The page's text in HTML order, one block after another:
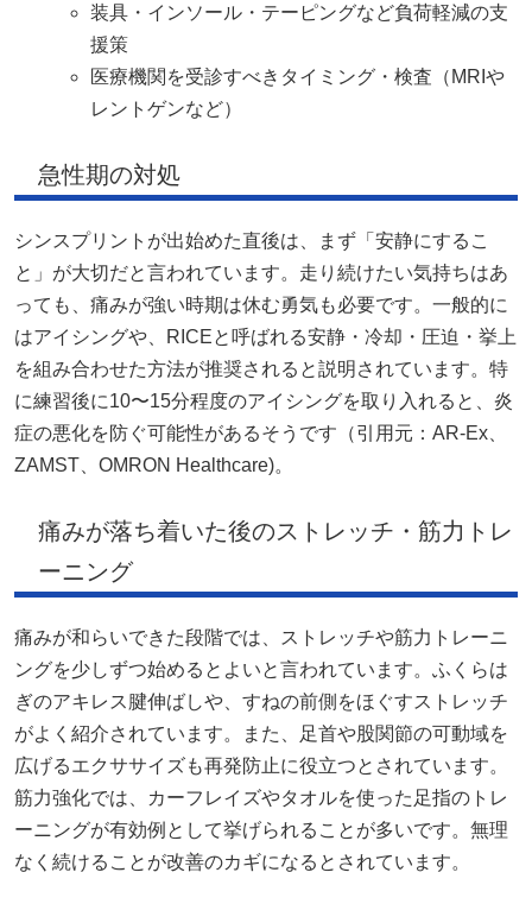
装具・インソール・テーピングなど負荷軽減の支
援策
医療機関を受診すべきタイミング・検査（MRIや
レントゲンなど）
急性期の対処
シンスプリントが出始めた直後は、まず「安静にするこ
と」が大切だと言われています。走り続けたい気持ちはあ
っても、痛みが強い時期は休む勇気も必要です。一般的に
はアイシングや、RICEと呼ばれる安静・冷却・圧迫・挙上
を組み合わせた方法が推奨されると説明されています。特
に練習後に10〜15分程度のアイシングを取り入れると、炎
症の悪化を防ぐ可能性があるそうです（引用元： AR-Ex
ZAMST
OMRON Healthcare)。
痛みが落ち着いた後のストレッチ・筋力トレ
ーニング
痛みが和らいできた段階では、ストレッチや筋力トレーニ
ングを少しずつ始めるとよいと言われています。ふくらは
ぎのアキレス腱伸ばしや、すねの前側をほぐすストレッチ
がよく紹介されています。また、足首や股関節の可動域を
広げるエクササイズも再発防止に役立つとされています。
筋力強化では、カーフレイズやタオルを使った足指のトレ
ーニングが有効例として挙げられることが多いです。無理
なく続けることが改善のカギになるとされています。